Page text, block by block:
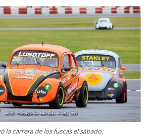
la carrera de los fuscas el sábado.